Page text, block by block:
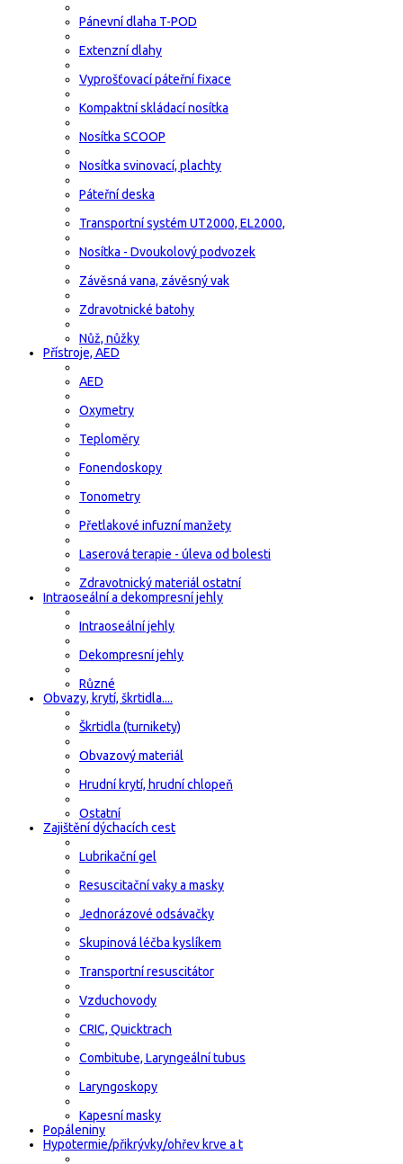
Pánevní dlaha T-POD
Extenzní dlahy
Vyprošťovací páteřní fixace
Kompaktní skládací nosítka
Nosítka SCOOP
Nosítka svinovací, plachty
Páteřní deska
Transportní systém UT2000, EL2000,
Nosítka - Dvoukolový podvozek
Závěsná vana, závěsný vak
Zdravotnické batohy
Nůž, nůžky
Přístroje, AED
AED
Oxymetry
Teploměry
Fonendoskopy
Tonometry
Přetlakové infuzní manžety
Laserová terapie - úleva od bolesti
Zdravotnický materiál ostatní
Intraoseální a dekompresní jehly
Intraoseální jehly
Dekompresní jehly
Různé
Obvazy, krytí, škrtidla....
Škrtidla (turnikety)
Obvazový materiál
Hrudní krytí, hrudní chlopeň
Ostatní
Zajištění dýchacích cest
Lubrikační gel
Resuscitační vaky a masky
Jednorázové odsávačky
Skupinová léčba kyslíkem
Transportní resuscitátor
Vzduchovody
CRIC, Quicktrach
Combitube, Laryngeální tubus
Laryngoskopy
Kapesní masky
Popáleniny
Hypotermie/přikrývky/ohřev krve a t